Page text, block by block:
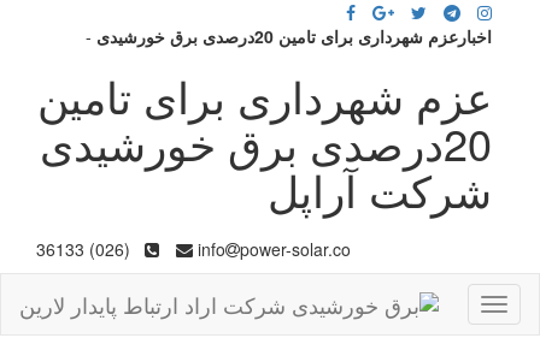
اخبارعزم شهرداری برای تامین 20درصدی برق خورشیدی -
عزم شهرداری برای تامین
20درصدی برق خورشیدی
شرکت آراپل
info power-solar.co
(026) 36133
Toggle
navigation